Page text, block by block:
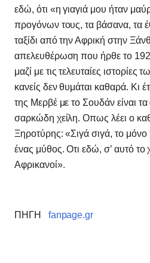
εδώ, ότι «η γιαγιά μου ήταν
προγόνων τους, τα βάσανα, τα
ταξίδι από την Αφρική στην
απελευθέρωση που ήρθε το
μαζί με τις τελευταίες
κανείς δεν θυμάται καθαρά. Κι
της Μερβέ με το Σουδάν είναι
σαρκώδη χείλη. Οπως λέει ο
Ξηροτύρης: «Σιγά σιγά, το μόνο
ένας μύθος. Οτι εδώ, σ’ αυτό
Αφρικανοί».
ΠΗΓΗ fanpage.gr